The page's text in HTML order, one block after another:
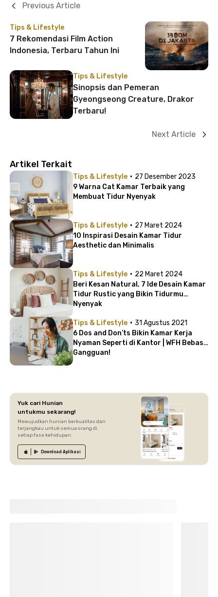
Tips & Lifestyle
7 Rekomendasi Film Action
Indonesia, Terbaru Tahun Ini
Previous Article
Tips & Lifestyle
Sinopsis dan Pemeran
Gyeongseong Creature, Drakor
Terbaru!
Next Article
Artikel Terkait
Tips & Lifestyle · 27 Desember 2023
9 Warna Cat Kamar Terbaik yang
Membuat Tidur Nyenyak
Tips & Lifestyle · 27 Maret 2024
10 Inspirasi Desain Kamar Tidur
Aesthetic dan Minimalis
Tips & Lifestyle · 22 Maret 2024
Beri Kesan Natural, 7 Ide Desain Kamar
Tidur Rustic yang Bikin Tidurmu
Nyenyak
Tips & Lifestyle · 31 Agustus 2021
6 Dos and Don’ts Bikin Kamar Kerja
Nyaman Seperti di Kantor | WFH Bebas
Gangguan!
Yuk cari Hunian
untukmu sekarang!
Mewujudkan hunian berkualitas dan
terjangkau untuk semua orang di
setiap fase kehidupan.
Download Aplikasi